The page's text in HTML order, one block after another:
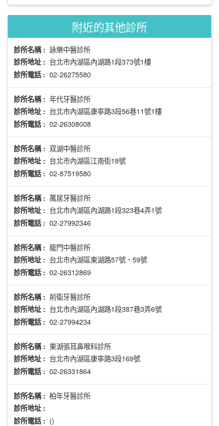
附近的其他診所
診所名稱 : 詠樂中醫診所
診所地址 : 台北市內湖區內湖路1段373號1樓
診所電話 : 02-26275580
診所名稱 : 年代牙醫診所
診所地址 : 台北市內湖區康寧路3段56巷11號1樓
診所電話 : 02-26308008
診所名稱 : 双湖中醫診所
診所地址 : 台北市內湖區江南街18號
診所電話 : 02-87519580
診所名稱 : 萬居牙醫診所
診所地址 : 台北市內湖區內湖路1段323巷4弄1號
診所電話 : 02-27992346
診所名稱 : 龍門中醫診所
診所地址 : 台北市內湖區東湖路57號、59號
診所電話 : 02-26312869
診所名稱 : 前衛牙醫診所
診所地址 : 台北市內湖區內湖路1段387巷3弄6號
診所電話 : 02-27994234
診所名稱 : 東湖張耳鼻喉科診所
診所地址 : 台北市內湖區康寧路3段169號
診所電話 : 02-26331864
診所名稱 : 柏年牙醫診所
診所地址 :
診所電話 : ()